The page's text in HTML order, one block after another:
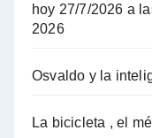
hoy 27/7/2026 a
2026
Osvaldo y la
La bicicleta , el